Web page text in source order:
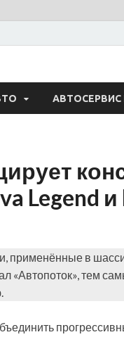
Авто
АВТОСЕРВИС
Legend и
применённые в
«Автопоток», тем